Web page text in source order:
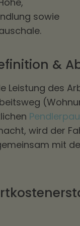
sowie
&
Leistung des
wird der
mit